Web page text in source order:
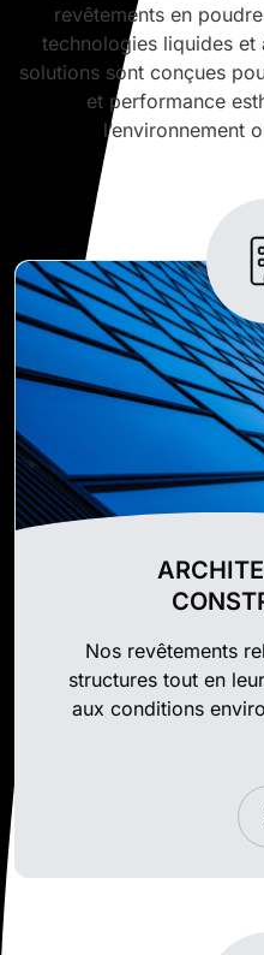
revêtements en
technologies liquides
solutions sont conçues
et performance
l’environnement
Nos revêtements
structures tout en
aux conditions